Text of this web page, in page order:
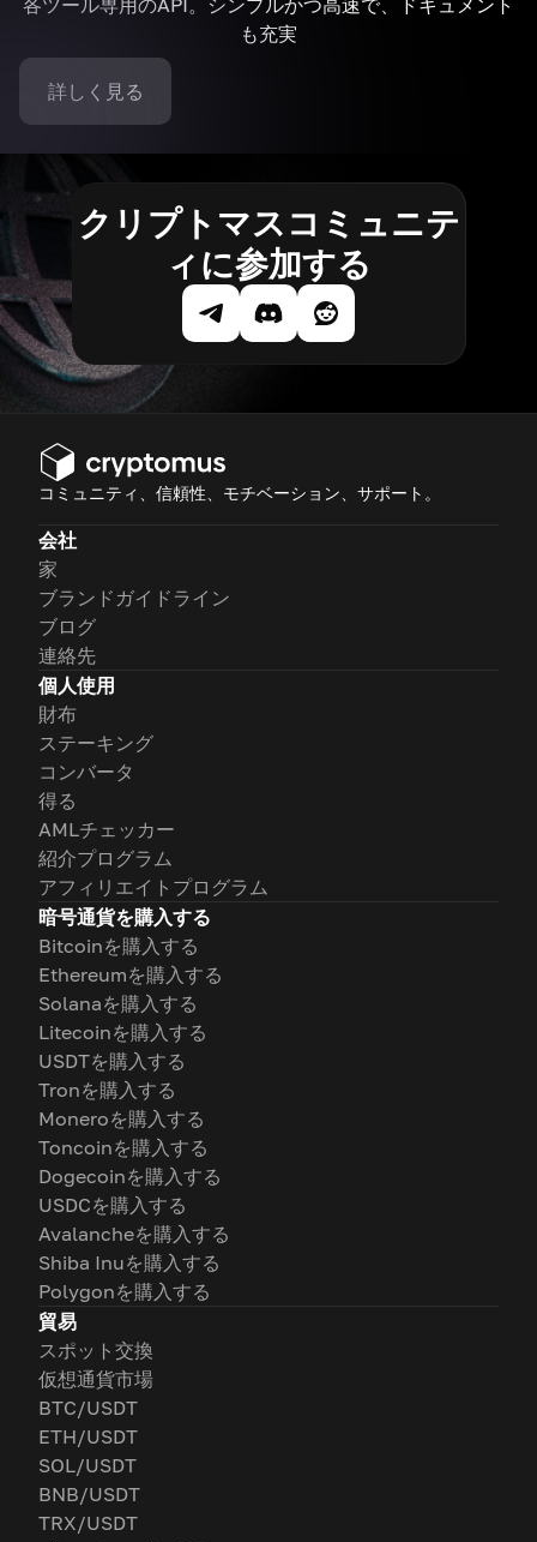
各ツール専用のAPI。シンプルかつ高速で、ドキュメント
も充実
詳しく見る
クリプトマスコミュニテ
ィに参加する
コミュニティ、信頼性、モチベーション、サポート。
会社
家
ブランドガイドライン
ブログ
連絡先
個人使用
財布
ステーキング
コンバータ
得る
AMLチェッカー
紹介プログラム
アフィリエイトプログラム
暗号通貨を購入する
Bitcoinを購入する
Ethereumを購入する
Solanaを購入する
Litecoinを購入する
USDTを購入する
Tronを購入する
Moneroを購入する
Toncoinを購入する
Dogecoinを購入する
USDCを購入する
Avalancheを購入する
Shiba Inuを購入する
Polygonを購入する
貿易
スポット交換
仮想通貨市場
BTC/USDT
ETH/USDT
SOL/USDT
BNB/USDT
TRX/USDT